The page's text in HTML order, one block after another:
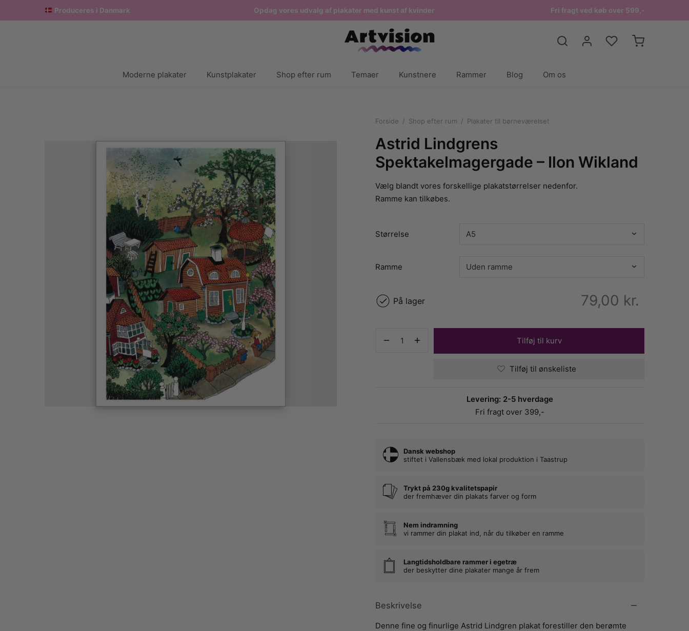
Produceres i Danmark Opdag vores udvalg af plakater med kunst af kvinder Fri fragt ved køb over 599,-
Moderne plakater Kunstplakater Shop efter rum Temaer Kunstnere Rammer Blog Om os
Forside / Shop efter rum / Plakater til børneværelset
Astrid Lindgrens
Spektakelmagergade – Ilon Wikland
Vælg blandt vores forskellige plakatstørrelser nedenfor.
Ramme kan tilkøbes.
Størrelse
Ramme
79,00 kr.
På lager
Tilføj til kurv
Tilføj til ønskeliste
Levering: 2-5 hverdage
Fri fragt over 399,-
Dansk webshop
stiftet i Vallensbæk med lokal produktion i Taastrup
Trykt på 230g kvalitetspapir
der fremhæver din plakats farver og form
Nem indramning
vi rammer din plakat ind, når du tilkøber en ramme
Langtidsholdbare rammer i egetræ
der beskytter dine plakater mange år frem
Beskrivelse
Denne fine og finurlige Astrid Lindgren plakat forestiller den berømte